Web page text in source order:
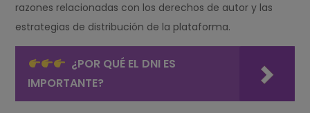
razones relacionadas con los derechos de autor y las
estrategias de distribución de la plataforma.
¿POR QUÉ EL DNI ES
IMPORTANTE?